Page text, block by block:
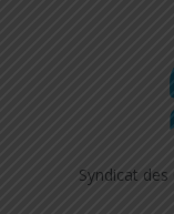
Syndicat